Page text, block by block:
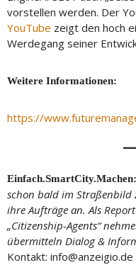
vorstellen werden. Der
YouTube zeigt den hoch
Werdegang seiner
Weitere Informationen:
https://
schon bald im Straßenbild
ihre Aufträge an. Als
„Citizenship-Agents“
übermitteln Dialog &
Kontakt: info@anzeigio.de